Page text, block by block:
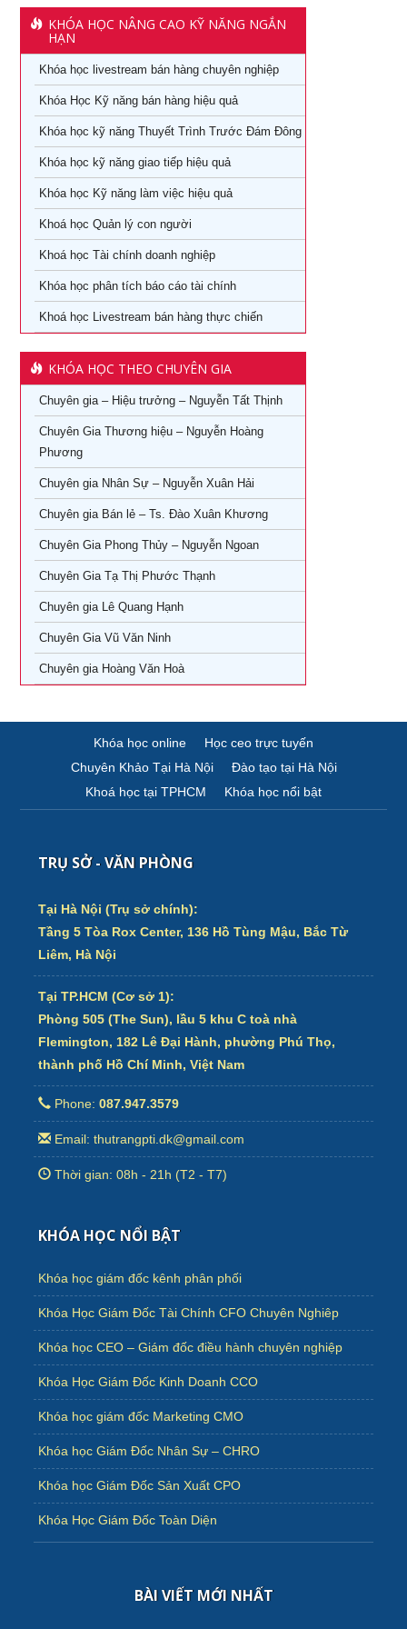
Khoá học Kinh Doanh online chuyên nghiệp
Khóa học Quản trị và Thu hồi công nợ hiệu quả
Khoá học Nhân tướng học nâng cao trong quản trị nhân
Khoá học Tài chính dành cho nhà quản trị không chuyên
Khoá học Xem chỉ tay biết người
Khoá học quản lý con người
Khoá học Quản Trị Trải Nghiệm Khách Hàng
Ứng dụng AI trong bán hàng – Cách mạng hoá ngành bán
Khoá học Livestream bán hàng chuyên nghiệp từ A – Z
Khóa Học KOC PRO – Kiếm tiền từ làm video review sản
phẩm
khóa học kaizen 5s – hiểu đúng và làm đúng
Khóa học Quản trị mua hàng
Tuyển dụng, giữ và sa thải nhân viên
Khóa học dành cho Quản Lý Cấp Trung TPHCM
Khóa Học đào tạo giảng viên nội bộ tại TPHCM
Khóa Học Quản Đốc Sản Xuất Tại TPHCM
Khóa Học Phong Thủy Chuyên Sâu Tại TPHCM
Khóa học phong thủy cho doanh nhân tại TPHCM
Khóa Học Giám Đốc Toàn Diện tại TPHCM
Khóa Học CEO – Giám Đốc Điều Hành tại TPHCM
Khóa Học Giám Đốc Tài Chính tại TPHCM
Khóa học Giám Đốc Nhân Sự tại TPHCM
Khoá Học Giám Đốc Kinh Doanh tại TPHCM
Khóa học giám đốc Marketing tại TPHCM
Khóa học giám đốc sản xuất tại tpHCM
KHÓA HỌC NÂNG CAO KỸ NĂNG NGẮN
HẠN
Khóa học livestream bán hàng chuyên nghiệp
Khóa Học Kỹ năng bán hàng hiệu quả
Khóa học kỹ năng Thuyết Trình Trước Đám Đông
Khóa học kỹ năng giao tiếp hiệu quả
Khóa học Kỹ năng làm việc hiệu quả
Khoá học Quản lý con người
Khoá học Tài chính doanh nghiệp
Khóa học phân tích báo cáo tài chính
Khoá học Livestream bán hàng thực chiến
KHÓA HỌC THEO CHUYÊN GIA
Chuyên gia – Hiệu trưởng – Nguyễn Tất Thịnh
Chuyên Gia Thương hiệu – Nguyễn Hoàng
Phương
Chuyên gia Nhân Sự – Nguyễn Xuân Hải
Chuyên gia Bán lẻ – Ts. Đào Xuân Khương
Chuyên Gia Phong Thủy – Nguyễn Ngoan
Chuyên Gia Tạ Thị Phước Thạnh
Chuyên gia Lê Quang Hạnh
Chuyên Gia Vũ Văn Ninh
Chuyên gia Hoàng Văn Hoà
Khóa học online
Học ceo trực tuyến
Chuyên Khảo Tại Hà Nội
Đào tạo tại Hà Nội
Khoá học tại TPHCM
Khóa học nổi bật
TRỤ SỞ - VĂN PHÒNG
Tại Hà Nội (Trụ sở chính):
Tầng 5 Tòa Rox Center, 136 Hồ Tùng Mậu, Bắc Từ
Liêm, Hà Nội
Tại TP.HCM (Cơ sở 1):
Phòng 505 (The Sun), lầu 5 khu C toà nhà
Flemington, 182 Lê Đại Hành, phường Phú Thọ,
thành phố Hồ Chí Minh, Việt Nam
Phone:087.947.3579
Email: thutrangpti.dk@gmail.com
Thời gian: 08h - 21h (T2 - T7)
KHÓA HỌC NỔI BẬT
Khóa học giám đốc kênh phân phối
Khóa Học Giám Đốc Tài Chính CFO Chuyên Nghiêp
Khóa học CEO – Giám đốc điều hành chuyên nghiệp
Khóa Học Giám Đốc Kinh Doanh CCO
Khóa học giám đốc Marketing CMO
Khóa học Giám Đốc Nhân Sự – CHRO
Khóa học Giám Đốc Sản Xuất CPO
Khóa Học Giám Đốc Toàn Diện
BÀI VIẾT MỚI NHẤT